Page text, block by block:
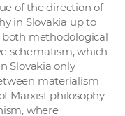
p
r
a
c
v
of the direction of
in Slovakia up to
both methodological
schematism, which
Slovakia only
materialism
Marxist philosophy
where